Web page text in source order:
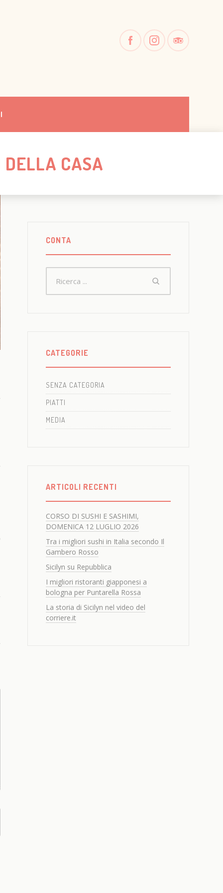
DELLA CASA
CONTA
CATEGORIE
SENZA CATEGORIA
PIATTI
MEDIA
ARTICOLI RECENTI
CORSO DI SUSHI E SASHIMI,
DOMENICA 12 LUGLIO 2026
Tra i migliori sushi in Italia secondo Il
Gambero Rosso
Sicilyn su Repubblica
I migliori ristoranti giapponesi a
bologna per Puntarella Rossa
La storia di Sicilyn nel video del
corriere.it